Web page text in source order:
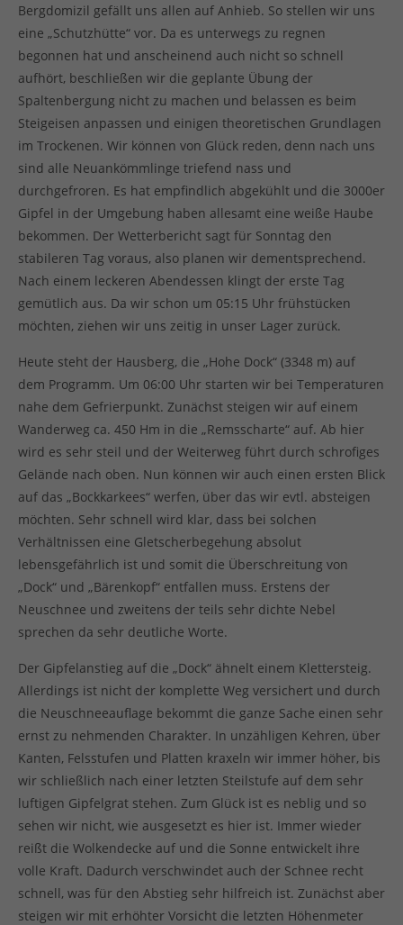
Bergdomizil gefällt uns allen auf Anhieb. So stellen wir uns
eine „Schutzhütte“ vor. Da es unterwegs zu regnen
begonnen hat und anscheinend auch nicht so schnell
aufhört, beschließen wir die geplante Übung der
Spaltenbergung nicht zu machen und belassen es beim
Steigeisen anpassen und einigen theoretischen Grundlagen
im Trockenen. Wir können von Glück reden, denn nach uns
sind alle Neuankömmlinge triefend nass und
durchgefroren. Es hat empfindlich abgekühlt und die 3000er
Gipfel in der Umgebung haben allesamt eine weiße Haube
bekommen. Der Wetterbericht sagt für Sonntag den
stabileren Tag voraus, also planen wir dementsprechend.
Nach einem leckeren Abendessen klingt der erste Tag
gemütlich aus. Da wir schon um 05:15 Uhr frühstücken
möchten, ziehen wir uns zeitig in unser Lager zurück.
Heute steht der Hausberg, die „Hohe Dock“ (3348 m) auf
dem Programm. Um 06:00 Uhr starten wir bei Temperaturen
nahe dem Gefrierpunkt. Zunächst steigen wir auf einem
Wanderweg ca. 450 Hm in die „Remsscharte“ auf. Ab hier
wird es sehr steil und der Weiterweg führt durch schrofiges
Gelände nach oben. Nun können wir auch einen ersten Blick
auf das „Bockkarkees“ werfen, über das wir evtl. absteigen
möchten. Sehr schnell wird klar, dass bei solchen
Verhältnissen eine Gletscherbegehung absolut
lebensgefährlich ist und somit die Überschreitung von
„Dock“ und „Bärenkopf“ entfallen muss. Erstens der
Neuschnee und zweitens der teils sehr dichte Nebel
sprechen da sehr deutliche Worte.
Der Gipfelanstieg auf die „Dock“ ähnelt einem Klettersteig.
Allerdings ist nicht der komplette Weg versichert und durch
die Neuschneeauflage bekommt die ganze Sache einen sehr
ernst zu nehmenden Charakter. In unzähligen Kehren, über
Kanten, Felsstufen und Platten kraxeln wir immer höher, bis
wir schließlich nach einer letzten Steilstufe auf dem sehr
luftigen Gipfelgrat stehen. Zum Glück ist es neblig und so
sehen wir nicht, wie ausgesetzt es hier ist. Immer wieder
reißt die Wolkendecke auf und die Sonne entwickelt ihre
volle Kraft. Dadurch verschwindet auch der Schnee recht
schnell, was für den Abstieg sehr hilfreich ist. Zunächst aber
steigen wir mit erhöhter Vorsicht die letzten Höhenmeter